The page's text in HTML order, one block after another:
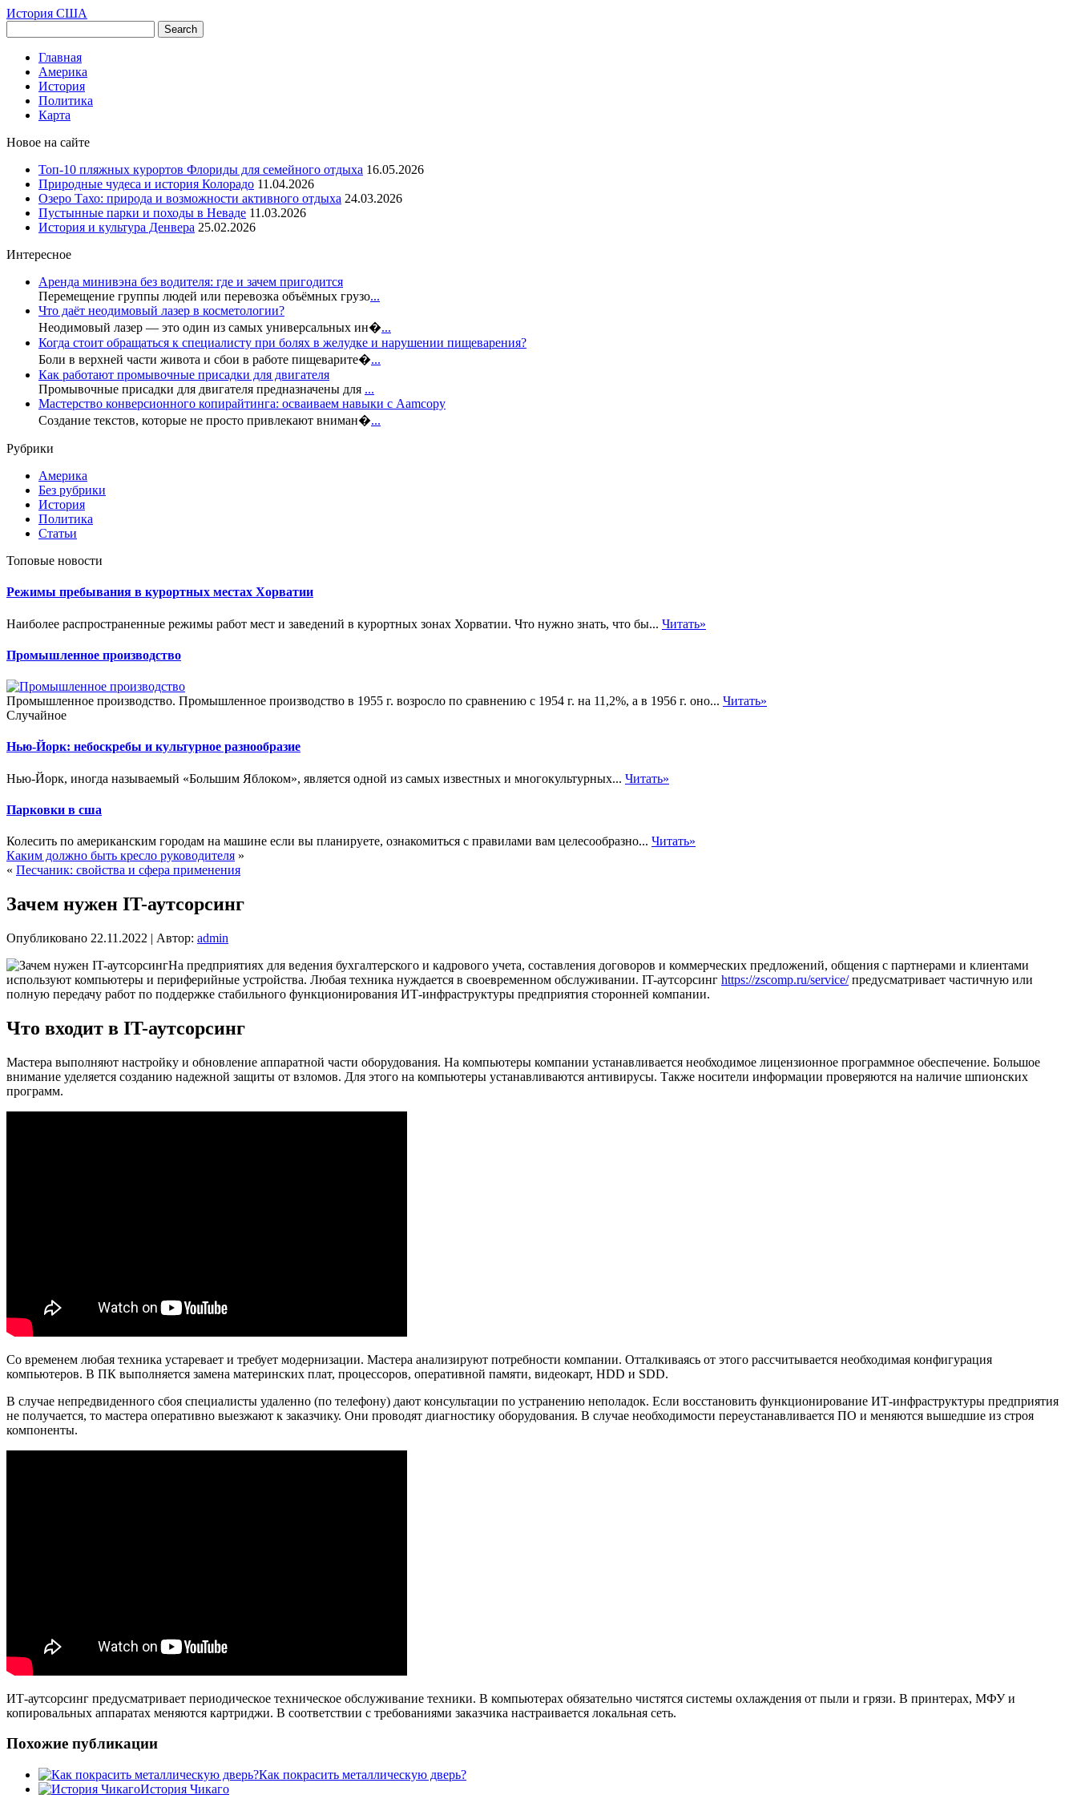
История США
Главная
Америка
История
Политика
Карта
Новое на сайте
Топ-10 пляжных курортов Флориды для семейного отдыха 16.05.2026
Природные чудеса и история Колорадо 11.04.2026
Озеро Тахо: природа и возможности активного отдыха 24.03.2026
Пустынные парки и походы в Неваде 11.03.2026
История и культура Денвера 25.02.2026
Интересное
Аренда минивэна без водителя: где и зачем пригодится
Перемещение группы людей или перевозка объёмных грузо...
Что даёт неодимовый лазер в косметологии?
Неодимовый лазер — это один из самых универсальных ин�...
Когда стоит обращаться к специалисту при болях в желудке и нарушении пищеварения?
Боли в верхней части живота и сбои в работе пищеварите�...
Как работают промывочные присадки для двигателя
Промывочные присадки для двигателя предназначены для ...
Мастерство конверсионного копирайтинга: осваиваем навыки с Aamcopy
Создание текстов, которые не просто привлекают вниман�...
Рубрики
Америка
Без рубрики
История
Политика
Статьи
Топовые новости
Режимы пребывания в курортных местах Хорватии
Наиболее распространенные режимы работ мест и заведений в курортных зонах Хорватии. Что нужно знать, что бы... Читать»
Промышленное производство
Промышленное производство. Промышленное производство в 1955 г. возросло по сравнению с 1954 г. на 11,2%, а в 1956 г. оно... Читать»
Случайное
Нью-Йорк: небоскребы и культурное разнообразие
Нью-Йорк, иногда называемый «Большим Яблоком», является одной из самых известных и многокультурных... Читать»
Парковки в сша
Колесить по американским городам на машине если вы планируете, ознакомиться с правилами вам целесообразно... Читать»
Каким должно быть кресло руководителя »
« Песчаник: свойства и сфера применения
Зачем нужен IT-аутсорсинг
Опубликовано 22.11.2022 | Автор: admin
На предприятиях для ведения бухгалтерского и кадрового учета, составления договоров и коммерческих предложений, общения с партнерами и клиентами
используют компьютеры и периферийные устройства. Любая техника нуждается в своевременном обслуживании. IT-аутсорсинг https://zscomp.ru/service/предусматривает частичную или
полную передачу работ по поддержке стабильного функционирования ИТ-инфраструктуры предприятия сторонней компании.
Что входит в IT-аутсорсинг
Мастера выполняют настройку и обновление аппаратной части оборудования. На компьютеры компании устанавливается необходимое лицензионное программное обеспечение. Большое
внимание уделяется созданию надежной защиты от взломов. Для этого на компьютеры устанавливаются антивирусы. Также носители информации проверяются на наличие шпионских
программ.
Со временем любая техника устаревает и требует модернизации. Мастера анализируют потребности компании. Отталкиваясь от этого рассчитывается необходимая конфигурация
компьютеров. В ПК выполняется замена материнских плат, процессоров, оперативной памяти, видеокарт, HDD и SDD.
В случае непредвиденного сбоя специалисты удаленно (по телефону) дают консультации по устранению неполадок. Если восстановить функционирование ИТ-инфраструктуры предприятия
не получается, то мастера оперативно выезжают к заказчику. Они проводят диагностику оборудования. В случае необходимости переустанавливается ПО и меняются вышедшие из строя
компоненты.
ИТ-аутсорсинг предусматривает периодическое техническое обслуживание техники. В компьютерах обязательно чистятся системы охлаждения от пыли и грязи. В принтерах, МФУ и
копировальных аппаратах меняются картриджи. В соответствии с требованиями заказчика настраивается локальная сеть.
Похожие публикации
Как покрасить металлическую дверь?
История Чикаго